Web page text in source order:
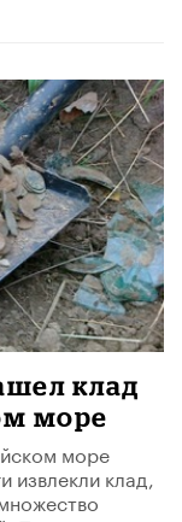
клад
море
море
клад,